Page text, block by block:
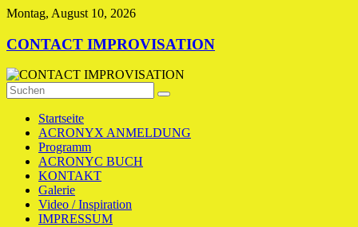
Zum
springen
Montag, August 10, 2026
CONTACT IMPROVISATION
Startseite
ACRONYX ANMELDUNG
Programm
ACRONYC BUCH
KONTAKT
Galerie
Video / Inspiration
IMPRESSUM